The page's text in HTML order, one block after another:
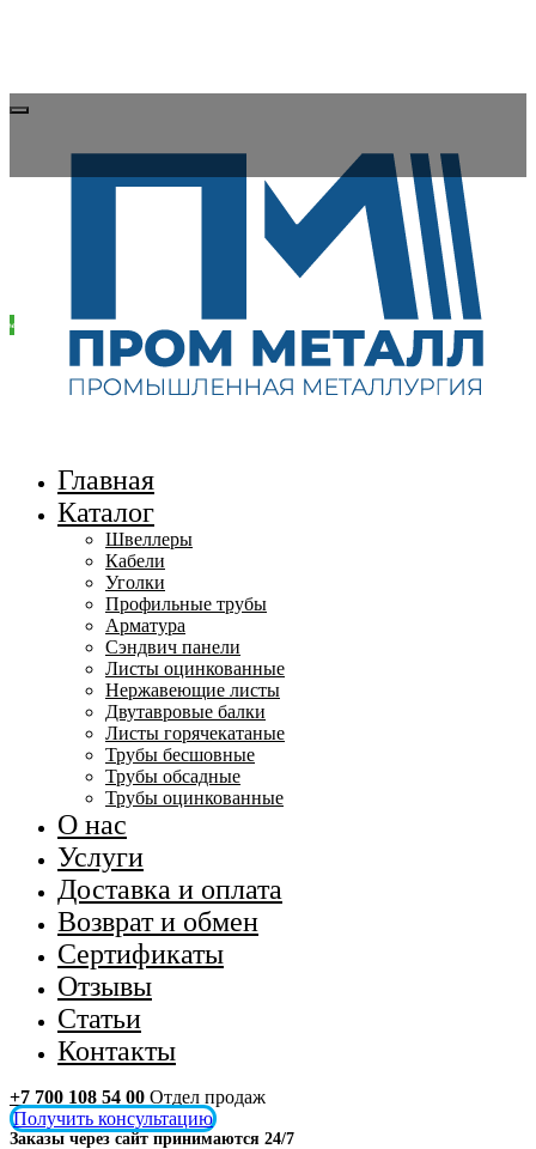
Главная
Каталог
Швеллеры
Кабели
Уголки
Профильные трубы
Арматура
Сэндвич панели
Листы оцинкованные
Нержавеющие листы
Двутавровые балки
Листы горячекатаные
Трубы бесшовные
Трубы обсадные
Трубы оцинкованные
О нас
Услуги
Доставка и оплата
Возврат и обмен
Сертификаты
Отзывы
Статьи
Контакты
+7 700 108 54 00 Отдел продаж
Получить консультацию
Заказы через сайт принимаются 24/7